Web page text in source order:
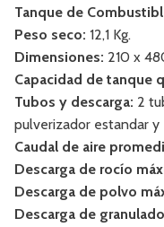
Tanque de
Peso seco: 12,1 Kg.
Dimensiones: 210 x
Capacidad de tanque
Tubos y descarga: 2
pulverizador estandar y
Caudal de aire
Descarga de rocío
Descarga de polvo
Descarga de